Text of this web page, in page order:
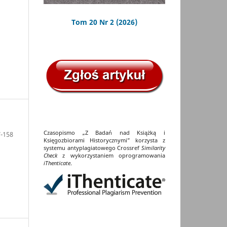
158
Tom 20 Nr 2 (2026)
Czasopismo „Z Badań nad Książką i
Księgozbiorami Historycznymi” korzysta z
systemu antyplagiatowego Crossref Similarity
Checkz wykorzystaniem oprogramowania
iThenticate.